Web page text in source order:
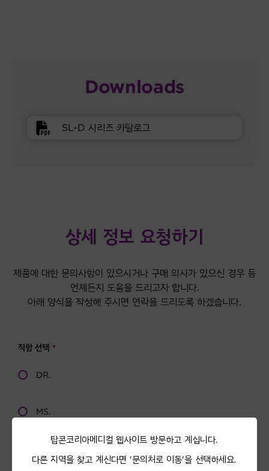
Downloads
SL-D 시리즈 카탈로그
상세 정보 요청하기
제품에 대한 문의사항이 있으시거나 구매 의사가 있으신 경우 등
언제든지 도움을 드리고자 합니다.
아래 양식을 작성해 주시면 연락을 드리도록 하겠습니다.
탑콘코리아메디컬 웹사이트 방문하고 계십니다.
다른 지역을 찾고 계신다면 '문의처로 이동'을 선택하세요.